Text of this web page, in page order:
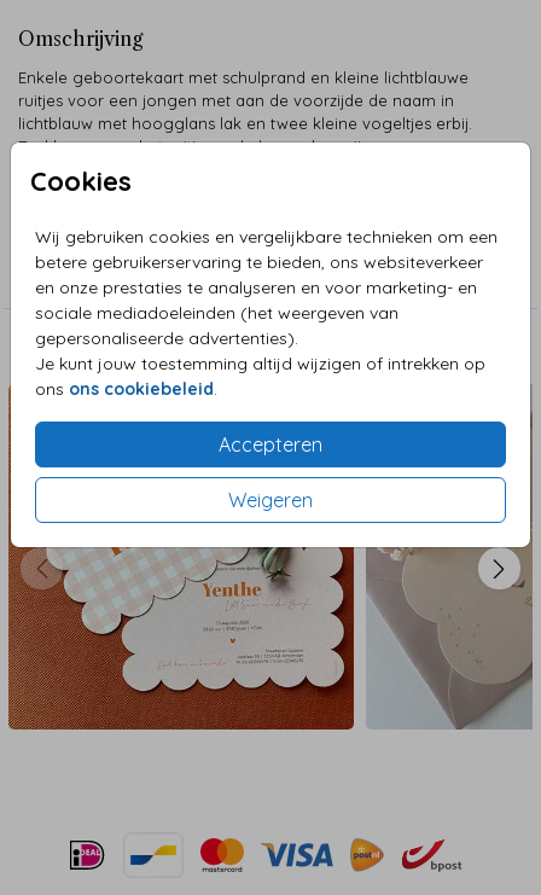
Cookies
Wij gebruiken cookies en vergelijkbare technieken om een
betere gebruikerservaring te bieden, ons websiteverkeer
en onze prestaties te analyseren en voor marketing- en
sociale mediadoeleinden (het weergeven van
gepersonaliseerde advertenties).
Je kunt jouw toestemming altijd wijzigen of intrekken op
ons ons cookiebeleid.
Accepteren
Weigeren
Omschrijving
Enkele geboortekaart met schulprand en kleine lichtblauwe
ruitjes voor een jongen met aan de voorzijde de naam in
lichtblauw met hoogglans lak en twee kleine vogeltjes erbij.
De kleuren van het ruitje en de hoogglans zijn naar wens aan
te passen.
Collectie
Aanbevolen